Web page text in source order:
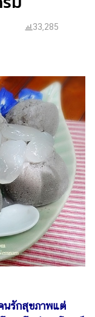
33,285
นรักสุขภาพแต่